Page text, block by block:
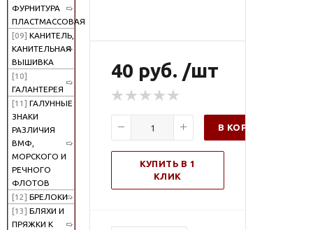
ФУРНИТУРА
ПЛАСТМАССОВАЯ
[09] КАНИТЕЛЬ,
КАНИТЕЛЬНАЯ
ВЫШИВКА
[10]
ГАЛАНТЕРЕЯ
[11] ГАЛУННЫЕ
ЗНАКИ
РАЗЛИЧИЯ
ВМФ,
МОРСКОГО И
РЕЧНОГО
ФЛОТОВ
[12] БРЕЛОКИ
[13] БЛЯХИ И
ПРЯЖКИ К
40 руб. /шт
В КОРЗИНУ
КУПИТЬ В 1
КЛИК